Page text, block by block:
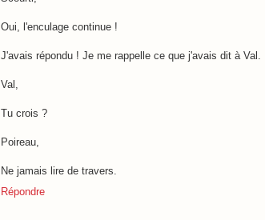
Oui, l'enculage continue !
J'avais répondu ! Je me rappelle ce que j'avais dit à Val.
Val,
Tu crois ?
Poireau,
Ne jamais lire de travers.
Répondre